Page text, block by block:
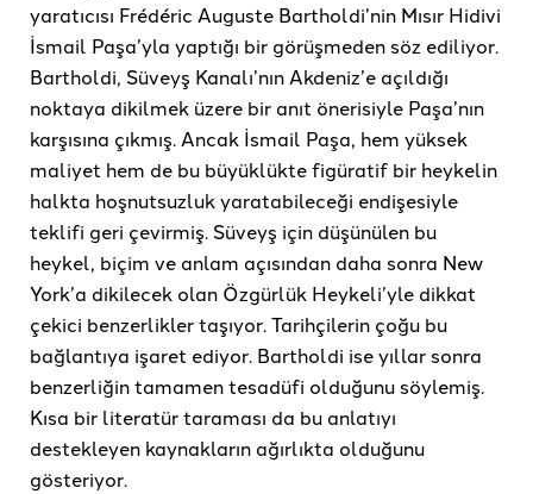
yaratıcısı Frédéric Auguste Bartholdi’nin Mısır Hidivi
İsmail Paşa’yla yaptığı bir görüşmeden söz ediliyor.
Bartholdi, Süveyş Kanalı’nın Akdeniz’e açıldığı
noktaya dikilmek üzere bir anıt önerisiyle Paşa’nın
karşısına çıkmış. Ancak İsmail Paşa, hem yüksek
maliyet hem de bu büyüklükte figüratif bir heykelin
halkta hoşnutsuzluk yaratabileceği endişesiyle
teklifi geri çevirmiş. Süveyş için düşünülen bu
heykel, biçim ve anlam açısından daha sonra New
York’a dikilecek olan Özgürlük Heykeli’yle dikkat
çekici benzerlikler taşıyor. Tarihçilerin çoğu bu
bağlantıya işaret ediyor. Bartholdi ise yıllar sonra
benzerliğin tamamen tesadüfi olduğunu söylemiş.
Kısa bir literatür taraması da bu anlatıyı
destekleyen kaynakların ağırlıkta olduğunu
gösteriyor.